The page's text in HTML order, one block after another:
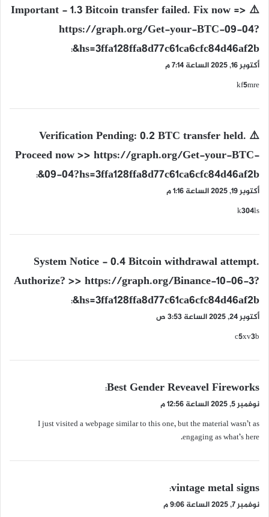
ي
و
ل
⚠️ Important - 1.3 Bitcoin transfer failed. Fix now =>
https://graph.org/Get-your-BTC-09-04?
hs=3ffa128ffa8d77c61ca6cfc84d46af2b&
:
أكتوبر 16, 2025 الساعة 7:14 م
kf5mre
ي
و
ل
⚠️ Verification Pending: 0.2 BTC transfer held.
Proceed now >> https://graph.org/Get-your-BTC-
09-04?hs=3ffa128ffa8d77c61ca6cfc84d46af2b&
:
أكتوبر 19, 2025 الساعة 1:16 م
k304ls
و
ل
System Notice - 0.4 Bitcoin withdrawal attempt.
Authorize? >> https://graph.org/Binance-10-06-3?
hs=3ffa128ffa8d77c61ca6cfc84d46af2b&
:
أكتوبر 24, 2025 الساعة 3:53 ص
c5xv3b
ي
ق
ل
Best Gender Reveavel Fireworks
:
نوفمبر 5, 2025 الساعة 12:56 م
I just visited a webpage similar to this one, but the material wasn’t as
engaging as what’s here.
ي
ق
vintage metal signs
:
نوفمبر 7, 2025 الساعة 9:06 م